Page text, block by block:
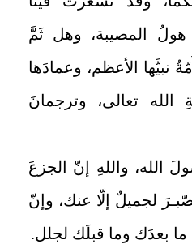
المصيبة، وهل ثَمَّ
نبيَّها الأعظم، وعمادَها
الله تعالى، وترجمانَ
الله، واللهِ إنّ الجزعَ
لجميلٌ إلّا عنك، وإنّ
ما بعدَك وما قبلَك لجلل.